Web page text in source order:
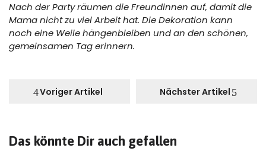
Nach der Party räumen die Freundinnen auf, damit die
Mama nicht zu viel Arbeit hat. Die Dekoration kann
noch eine Weile hängenbleiben und an den schönen,
gemeinsamen Tag erinnern.
Voriger Artikel Nächster Artikel
Das könnte Dir auch gefallen